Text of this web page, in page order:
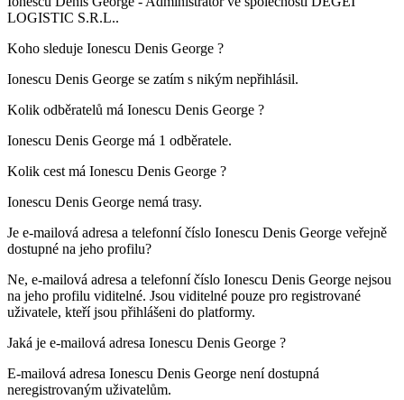
LOGISTIC S.R.L..
Koho sleduje Ionescu Denis George ?
Ionescu Denis George se zatím s nikým nepřihlásil.
Kolik odběratelů má Ionescu Denis George ?
Ionescu Denis George má 1 odběratele.
Kolik cest má Ionescu Denis George ?
Ionescu Denis George nemá trasy.
Je e-mailová adresa a telefonní číslo Ionescu Denis George veřejně
dostupné na jeho profilu?
Ne, e-mailová adresa a telefonní číslo Ionescu Denis George nejsou
na jeho profilu viditelné. Jsou viditelné pouze pro registrované
uživatele, kteří jsou přihlášeni do platformy.
Jaká je e-mailová adresa Ionescu Denis George ?
E-mailová adresa Ionescu Denis George není dostupná
neregistrovaným uživatelům.